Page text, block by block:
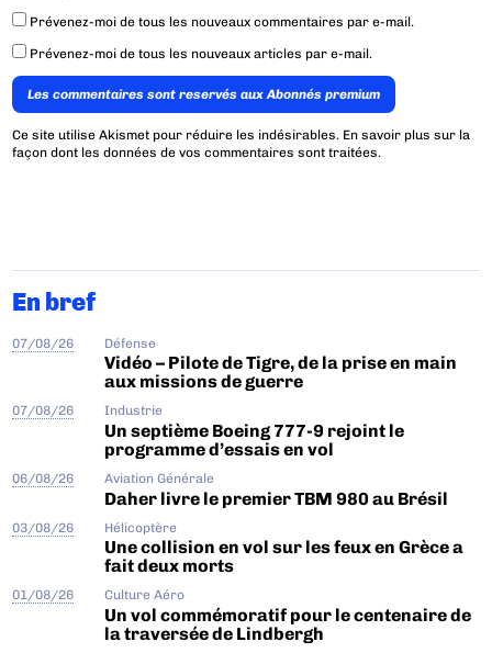
Prévenez-moi de tous les nouveaux commentaires par e-mail.
Prévenez-moi de tous les nouveaux articles par e-mail.
Les commentaires sont reservés aux Abonnés premium
Ce site utilise Akismet pour réduire les indésirables. En savoir plus sur la
façon dont les données de vos commentaires sont traitées.
En bref
07/08/26 Défense
Vidéo – Pilote de Tigre, de la prise en main
aux missions de guerre
07/08/26 Industrie
Un septième Boeing 777-9 rejoint le
programme d’essais en vol
06/08/26 Aviation Générale
Daher livre le premier TBM 980 au Brésil
03/08/26 Hélicoptère
Une collision en vol sur les feux en Grèce a
fait deux morts
01/08/26 Culture Aéro
Un vol commémoratif pour le centenaire de
la traversée de Lindbergh